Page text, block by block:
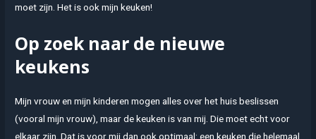
moet zijn. Het is ook mijn keuken!
Op zoek naar de nieuwe
keukens
Mijn vrouw en mijn kinderen mogen alles over het huis beslissen
(vooral mijn vrouw), maar de keuken is van mij. Die moet echt voor
elkaar zijn. Dat is voor mij dan ook optimaal: een keuken die helemaal